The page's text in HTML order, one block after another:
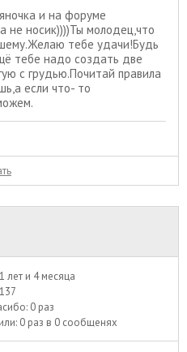
и на форуме
не носик))))Ты молодец,что
тебе удачи!Будь
тебе надо создать две
с грудью.Почитай правила
если что- то
лет и 4 месяца
137
0 раз
0 раз в 0 сообщенях